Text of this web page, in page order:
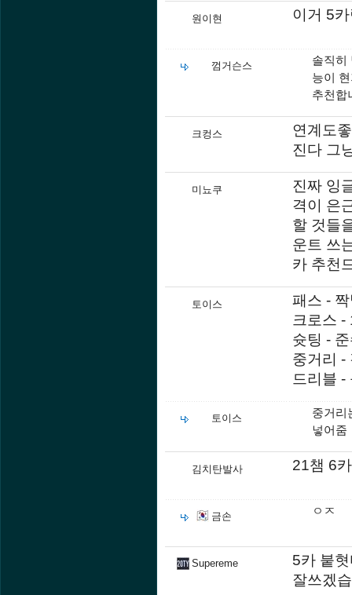
원이현 이거 5
껌거슨스
솔직히
능이
추천합
크컹스
연계도
진다 그
미뇨쿠
진짜 잉
격이 은
할 것들
운트 쓰
카 추천
토이스
패스 -
크로스 -
슛팅 -
중거리 -
드리블 -
토이스
중거리
넣어줌
김치탄발사 21챔 6
금손 ㅇㅈ
Supereme
5카 붙
잘쓰겠